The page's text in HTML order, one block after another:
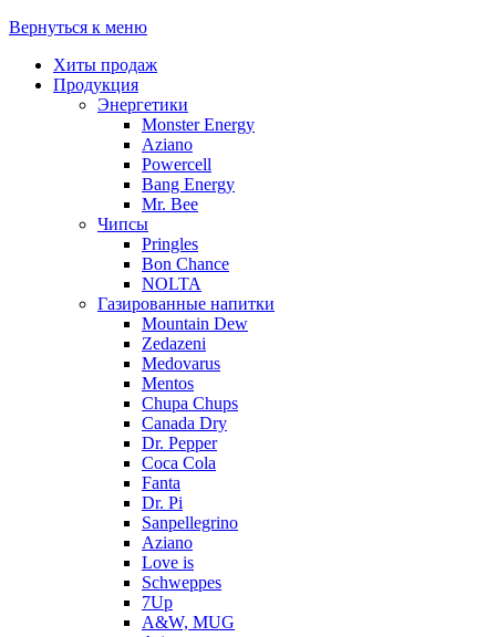
Вернуться к меню
Хиты продаж
Продукция
Энергетики
Monster Energy
Aziano
Powercell
Bang Energy
Mr. Bee
Чипсы
Pringles
Bon Chance
NOLTA
Газированные напитки
Mountain Dew
Zedazeni
Medovarus
Mentos
Chupa Chups
Canada Dry
Dr. Pepper
Coca Cola
Fanta
Dr. Pi
Sanpellegrino
Aziano
Love is
Schweppes
7Up
A&W, MUG